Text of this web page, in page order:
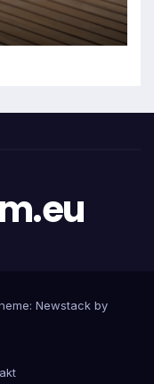
Newstackby